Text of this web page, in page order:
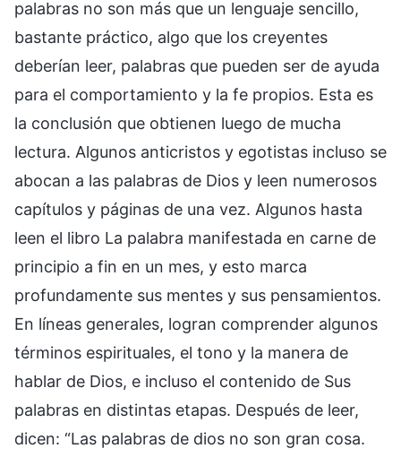
palabras no son más que un lenguaje sencillo,
bastante práctico, algo que los creyentes
deberían leer, palabras que pueden ser de ayuda
para el comportamiento y la fe propios. Esta es
la conclusión que obtienen luego de mucha
lectura. Algunos anticristos y egotistas incluso se
abocan a las palabras de Dios y leen numerosos
capítulos y páginas de una vez. Algunos hasta
leen el libro La palabra manifestada en carne de
principio a fin en un mes, y esto marca
profundamente sus mentes y sus pensamientos.
En líneas generales, logran comprender algunos
términos espirituales, el tono y la manera de
hablar de Dios, e incluso el contenido de Sus
palabras en distintas etapas. Después de leer,
dicen: “Las palabras de dios no son gran cosa.